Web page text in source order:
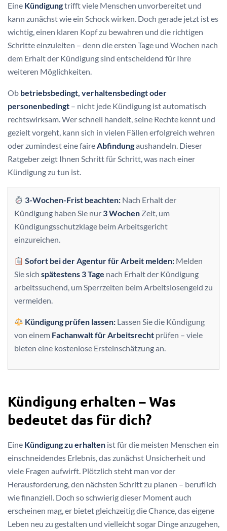
Eine Kündigungtrifft viele Menschen unvorbereitet und
kann zunächst wie ein Schock wirken. Doch gerade jetzt ist es
wichtig, einen klaren Kopf zu bewahren und die richtigen
Schritte einzuleiten – denn die ersten Tage und Wochen nach
dem Erhalt der Kündigung sind entscheidend für Ihre
weiteren Möglichkeiten.
Ob betriebsbedingt, verhaltensbedingt oder
personenbedingt – nicht jede Kündigung ist automatisch
rechtswirksam. Wer schnell handelt, seine Rechte kennt und
gezielt vorgeht, kann sich in vielen Fällen erfolgreich wehren
oder zumindest eine faireAbfindungaushandeln. Dieser
Ratgeber zeigt Ihnen Schritt für Schritt, was nach einer
Kündigung zu tun ist.
3-Wochen-Frist beachten: Nach Erhalt der
Kündigung haben Sie nur 3 Wochen Zeit, um
Kündigungsschutzklage beim Arbeitsgericht
einzureichen.
Sofort bei der Agentur für Arbeit melden: Melden
Sie sich spätestens 3 Tage nach Erhalt der Kündigung
arbeitssuchend, um Sperrzeiten beim Arbeitslosengeld zu
vermeiden.
Kündigung prüfen lassen: Lassen Sie die Kündigung
von einem Fachanwalt für Arbeitsrecht prüfen – viele
bieten eine kostenlose Ersteinschätzung an.
Kündigung erhalten – Was
bedeutet das für dich?
Eine Kündigung zu erhalten ist für die meisten Menschen ein
einschneidendes Erlebnis, das zunächst Unsicherheit und
viele Fragen aufwirft. Plötzlich steht man vor der
Herausforderung, den nächsten Schritt zu planen – beruflich
wie finanziell. Doch so schwierig dieser Moment auch
erscheinen mag, er bietet gleichzeitig die Chance, das eigene
Leben neu zu gestalten und vielleicht sogar Dinge anzugehen,